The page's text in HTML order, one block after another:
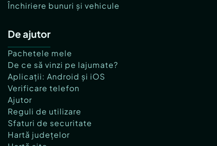
Închiriere bunuri și vehicule
De ajutor
Pachetele mele
De ce să vinzi pe lajumate?
Aplicații: Android și iOS
Verificare telefon
Ajutor
Reguli de utilizare
Sfaturi de securitate
Hartă județelor